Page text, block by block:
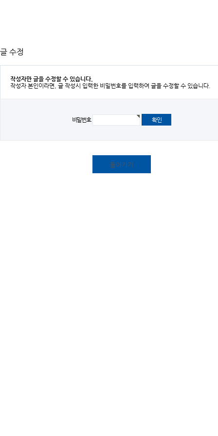
글 수정
작성자만 글을 수정할 수 있습니다.
작성자 본인이라면, 글 작성시 입력한 비밀번호를 입력하여 글을 수정할 수 있습니다.
비밀번호
돌아가기